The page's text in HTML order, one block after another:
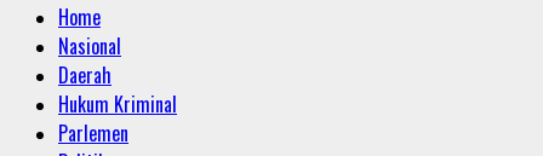
Primary
Menu
Home
Nasional
Daerah
Hukum Kriminal
Parlemen